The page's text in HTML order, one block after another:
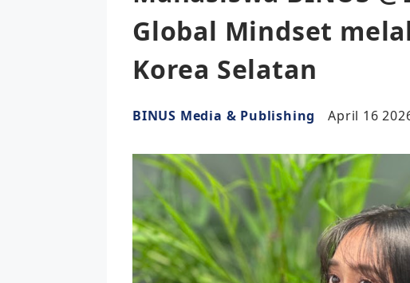
Global Mindset
Korea Selatan
BINUS Media & Publishing April 16